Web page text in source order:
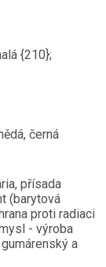
{210};
černá
přísada
(barytová
proti radiaci
- výroba
a